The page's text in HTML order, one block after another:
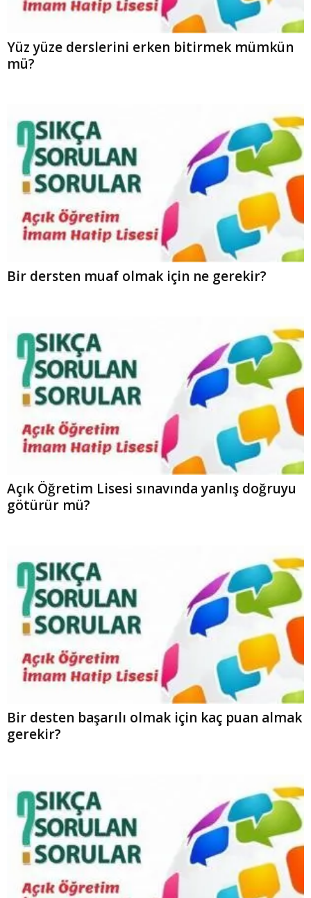
Yüz yüze derslerini erken bitirmek mümkün
mü?
Bir dersten muaf olmak için ne gerekir?
Açık Öğretim Lisesi sınavında yanlış doğruyu
götürür mü?
Bir desten başarılı olmak için kaç puan almak
gerekir?